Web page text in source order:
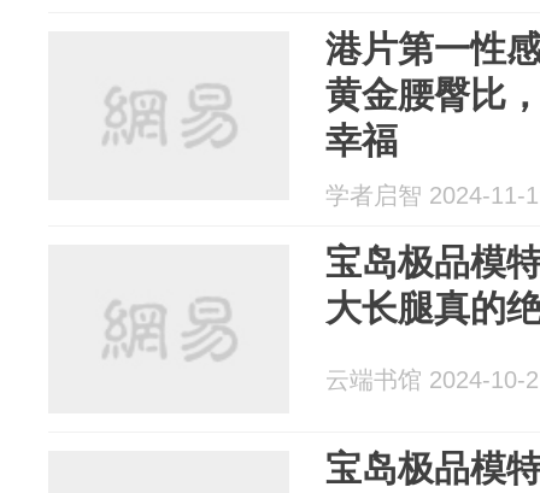
港片第一性
黄金腰臀比
幸福
学者启智 2024-11-
宝岛极品模
大长腿真的
云端书馆 2024-10-
宝岛极品模